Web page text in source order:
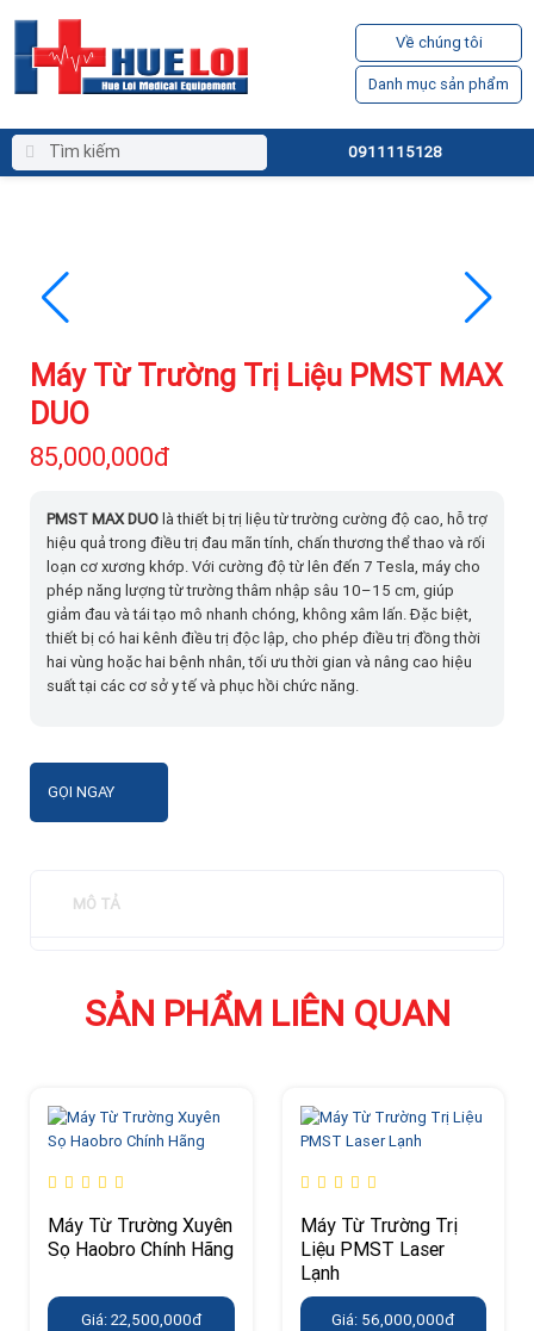
Về chúng tôi
Danh mục sản phẩm
0911115128
Máy Từ Trường Trị Liệu PMST MAX
DUO
85,000,000đ
PMST MAX DUOlà thiết bị trị liệu từ trường cường độ cao, hỗ trợ
hiệu quả trong điều trị đau mãn tính, chấn thương thể thao và rối
loạn cơ xương khớp. Với cường độ từ lên đến 7 Tesla, máy cho
phép năng lượng từ trường thâm nhập sâu 10–15 cm, giúp
giảm đau và tái tạo mô nhanh chóng, không xâm lấn. Đặc biệt,
thiết bị có hai kênh điều trị độc lập, cho phép điều trị đồng thời
hai vùng hoặc hai bệnh nhân, tối ưu thời gian và nâng cao hiệu
suất tại các cơ sở y tế và phục hồi chức năng.
GỌI NGAY
MÔ TẢ
SẢN PHẨM LIÊN QUAN
Máy Từ Trường Xuyên
Sọ Haobro Chính Hãng
Giá: 22,500,000đ
Máy Từ Trường Trị
Liệu PMST Laser
Lạnh
Giá: 56,000,000đ